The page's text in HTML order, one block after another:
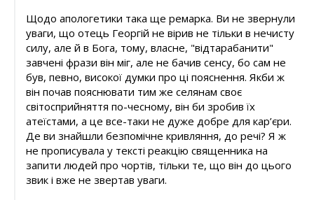
Щодо апологетики така ще ремарка. Ви не звернули
уваги, що отець Георгій не вірив не тільки в нечисту
силу, але й в Бога, тому, власне, "відтарабанити"
завчені фрази він міг, але не бачив сенсу, бо сам не
був, певно, високої думки про ці пояснення. Якби ж
він почав пояснювати тим же селянам своє
світосприйняття по-чесному, він би зробив їх
атеїстами, а це все-таки не дуже добре для кар’єри.
Де ви знайшли безпомічне кривляння, до речі? Я ж
не прописувала у тексті реакцію священника на
запити людей про чортів, тільки те, що він до цього
звик і вже не звертав уваги.